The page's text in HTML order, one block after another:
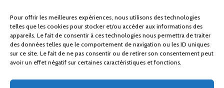
Pour offrir les meilleures expériences, nous utilisons des technologies
telles que les cookies pour stocker et/ou accéder aux informations des
appareils. Le fait de consentir à ces technologies nous permettra de traiter
des données telles que le comportement de navigation ou les ID uniques
sur ce site. Le fait de ne pas consentir ou de retirer son consentement peut
avoir un effet négatif sur certaines caractéristiques et fonctions.